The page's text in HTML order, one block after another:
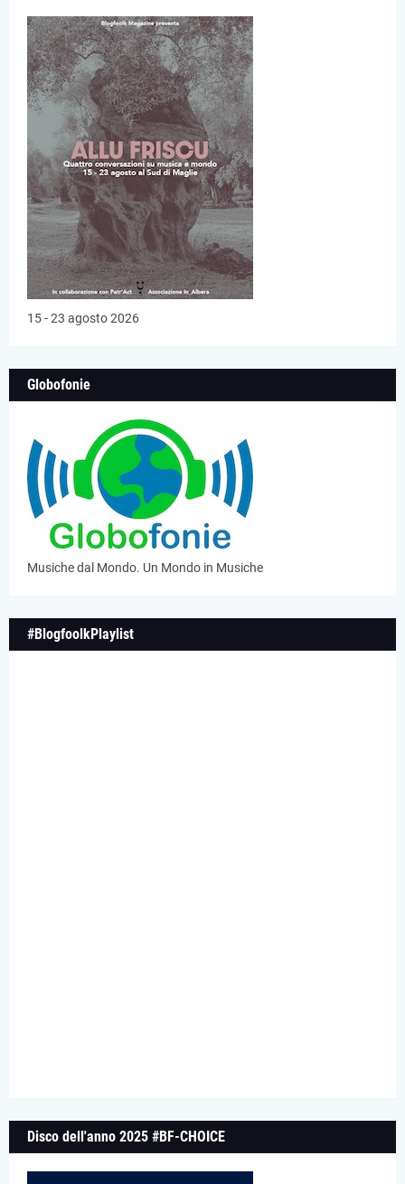
15 - 23 agosto 2026
Globofonie
Musiche dal Mondo. Un Mondo in Musiche
#BlogfoolkPlaylist
Disco dell'anno 2025 #BF-CHOICE